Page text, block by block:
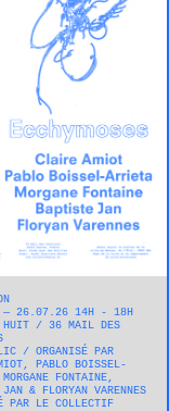
26.07.26 14H - 18H
HUIT
36 MAIL DES
ORGANISÉ PAR
PABLO BOISSEL-
FONTAINE,
& FLORYAN VARENNES
PAR LE COLLECTIF